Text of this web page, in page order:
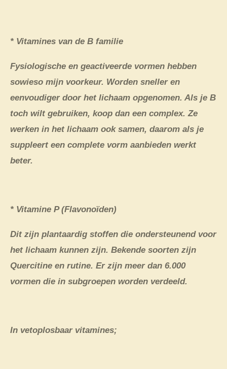
* Vitamines van de B familie
Fysiologische en geactiveerde vormen hebben
sowieso mijn voorkeur. Worden sneller en
eenvoudiger door het lichaam opgenomen. Als je B
toch wilt gebruiken, koop dan een complex. Ze
werken in het lichaam ook samen, daarom als je
suppleert een complete vorm aanbieden werkt
beter.
* Vitamine P (Flavonoïden)
Dit zijn plantaardig stoffen die ondersteunend voor
het lichaam kunnen zijn. Bekende soorten zijn
Quercitine en rutine. Er zijn meer dan 6.000
vormen die in subgroepen worden verdeeld.
In vetoplosbaar vitamines;